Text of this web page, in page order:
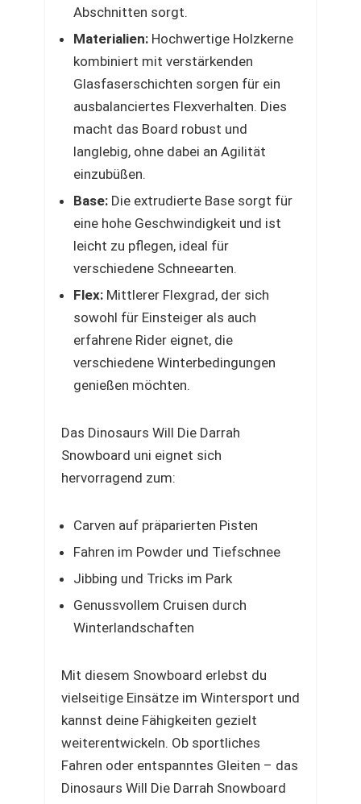
Abschnitten sorgt.
Materialien: Hochwertige Holzkerne
kombiniert mit verstärkenden
Glasfaserschichten sorgen für ein
ausbalanciertes Flexverhalten. Dies
macht das Board robust und
langlebig, ohne dabei an Agilität
einzubüßen.
Base: Die extrudierte Base sorgt für
eine hohe Geschwindigkeit und ist
leicht zu pflegen, ideal für
verschiedene Schneearten.
Flex: Mittlerer Flexgrad, der sich
sowohl für Einsteiger als auch
erfahrene Rider eignet, die
verschiedene Winterbedingungen
genießen möchten.
Das Dinosaurs Will Die Darrah
Snowboard uni eignet sich
hervorragend zum:
Carven auf präparierten Pisten
Fahren im Powder und Tiefschnee
Jibbing und Tricks im Park
Genussvollem Cruisen durch
Winterlandschaften
Mit diesem Snowboard erlebst du
vielseitige Einsätze im Wintersport und
kannst deine Fähigkeiten gezielt
weiterentwickeln. Ob sportliches
Fahren oder entspanntes Gleiten – das
Dinosaurs Will Die Darrah Snowboard